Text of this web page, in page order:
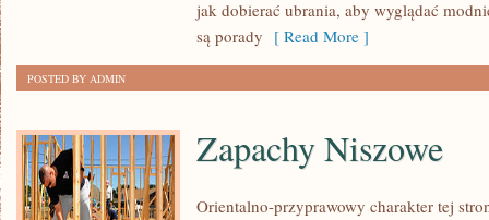
jak dobierać ubrania, aby wyglądać
są porady [ Read More ]
POSTED BY ADMIN
Zapachy Niszowe
Orientalno-przyprawowy charakter tej